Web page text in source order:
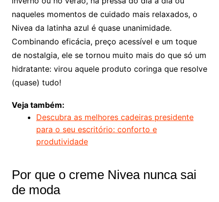
naqueles momentos de cuidado mais relaxados, o
Nivea da latinha azul é quase unanimidade.
Combinando eficácia, preço acessível e um toque
de nostalgia, ele se tornou muito mais do que só um
hidratante: virou aquele produto coringa que resolve
(quase) tudo!
Veja também:
Descubra as melhores cadeiras presidente
para o seu escritório: conforto e
produtividade
Por que o creme Nivea nunca sai
de moda